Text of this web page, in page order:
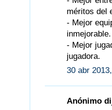
méritos del
- Mejor
inmejorable.
- Mejor
jugadora.
30 abr
Anónimo